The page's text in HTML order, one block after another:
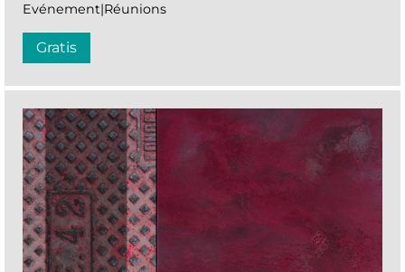
Evénement|Réunions
Gratis